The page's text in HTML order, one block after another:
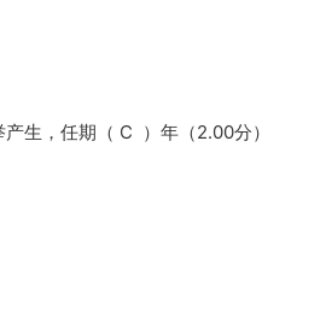
生，任期（ C ）年（2.00分）